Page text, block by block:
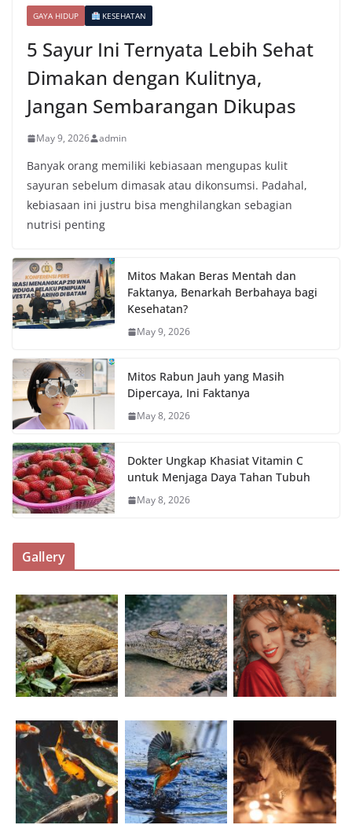
GAYA HIDUP KESEHATAN
5 Sayur Ini Ternyata Lebih Sehat
Dimakan dengan Kulitnya,
Jangan Sembarangan Dikupas
May 9, 2026 admin
Banyak orang memiliki kebiasaan mengupas kulit
sayuran sebelum dimasak atau dikonsumsi. Padahal,
kebiasaan ini justru bisa menghilangkan sebagian
nutrisi penting
Mitos Makan Beras Mentah dan
Faktanya, Benarkah Berbahaya bagi
Kesehatan?
May 9, 2026
Mitos Rabun Jauh yang Masih
Dipercaya, Ini Faktanya
May 8, 2026
Dokter Ungkap Khasiat Vitamin C
untuk Menjaga Daya Tahan Tubuh
May 8, 2026
Gallery